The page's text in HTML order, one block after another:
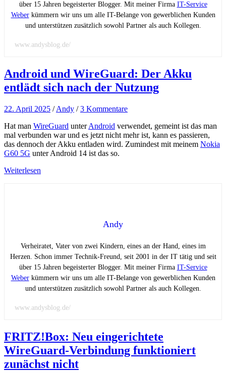
über 15 Jahren begeisterter Blogger. Mit meiner Firma IT-Service
Weberkümmern wir uns um alle IT-Belange von gewerblichen Kunden
und unterstützen zusätzlich sowohl Partner als auch Kollegen.
www.andysblog.de/
Android und WireGuard: Der Akku
entlädt sich nach der Nutzung
22. April 2025 /Andy /3 Kommentare
Hat man WireGuard unterAndroid verwendet, gemeint ist das man
mal verbunden war und es jetzt nicht mehr ist, kann es passieren,
das dennoch der Akku entladen wird. Zumindest mit meinem Nokia
G60 5G unter Android 14 ist das so.
Weiterlesen
Andy
Verheiratet, Vater von zwei Kindern, eines an der Hand, eines im
Herzen. Schon immer Technik-Freund, seit 2001 in der IT tätig und seit
über 15 Jahren begeisterter Blogger. Mit meiner Firma IT-Service
Weberkümmern wir uns um alle IT-Belange von gewerblichen Kunden
und unterstützen zusätzlich sowohl Partner als auch Kollegen.
www.andysblog.de/
FRITZ!Box: Neu eingerichtete
WireGuard-Verbindung funktioniert
zunächst nicht